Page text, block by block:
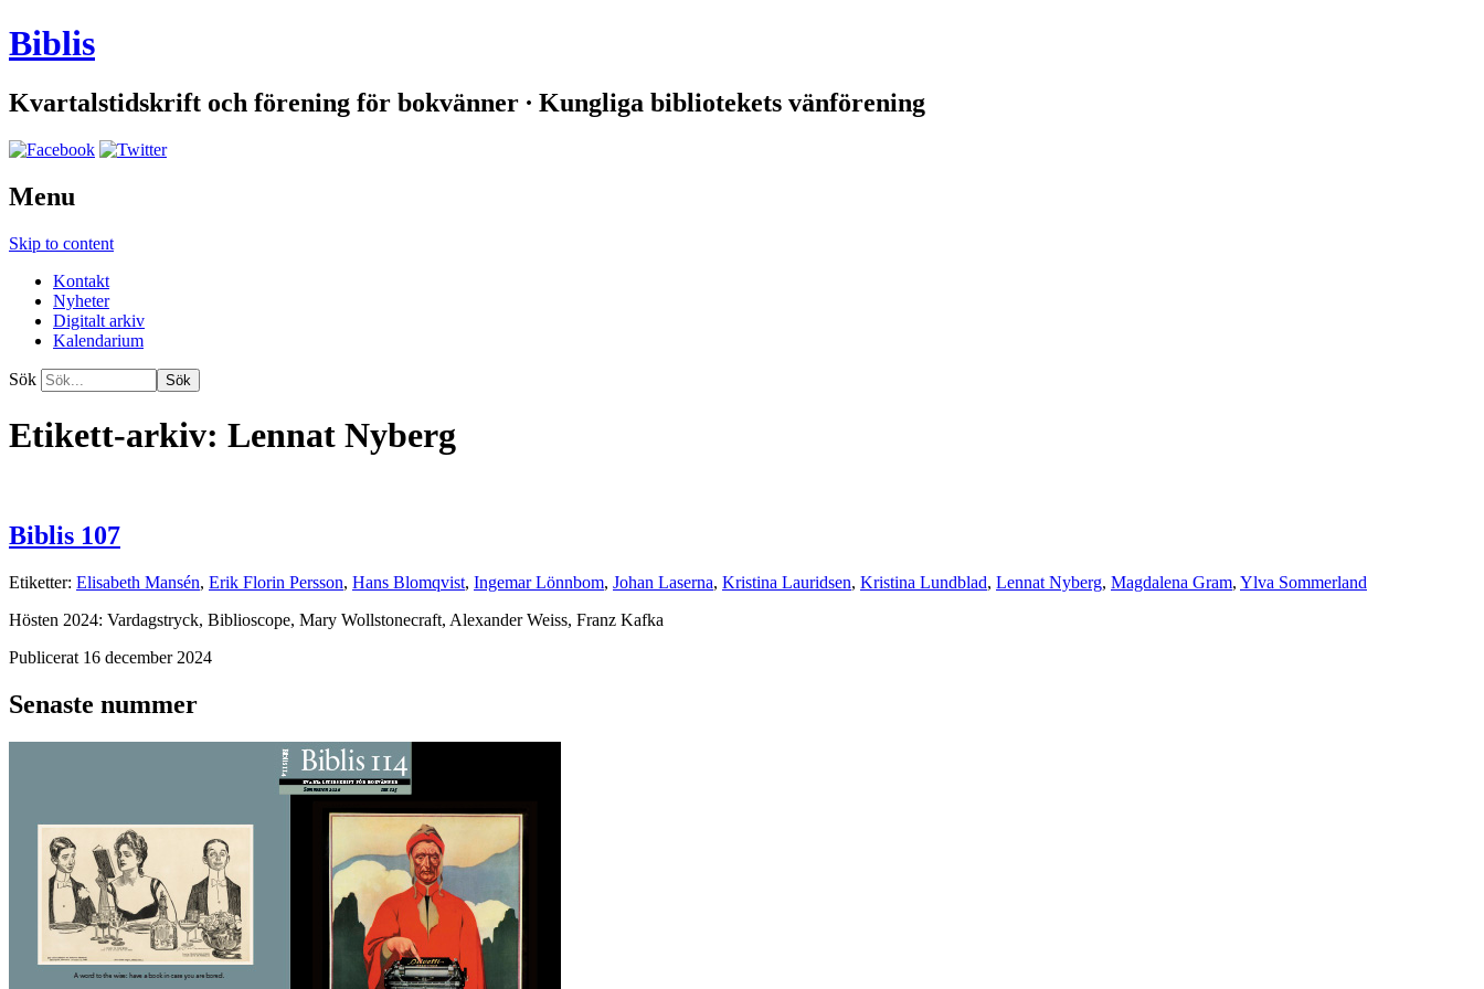
Biblis
Kvartalstidskrift och förening för bokvänner ∙ Kungliga bibliotekets vänförening
Menu
Skip to content
Kontakt
Nyheter
Digitalt arkiv
Kalendarium
Sök
Etikett-arkiv: Lennat Nyberg
Biblis 107
Etiketter: Elisabeth Mansén, Erik Florin Persson, Hans Blomqvist, Ingemar Lönnbom, Johan Laserna, Kristina Lauridsen, Kristina Lundblad, Lennat Nyberg, Magdalena Gram, Ylva Sommerland
Hösten 2024: Vardagstryck, Biblioscope, Mary Wollstonecraft, Alexander Weiss, Franz Kafka
Publicerat 16 december 2024
Senaste nummer